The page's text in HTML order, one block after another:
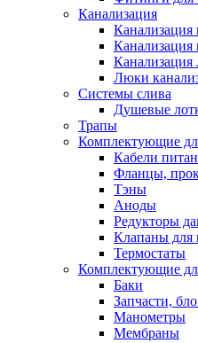
Канализация
Канализация
Канализация
Канализация
Люки
Системы слива
Душевые
Трапы
Комплектующие
Кабели
Фланцы,
Тэны
Аноды
Редукторы
Клапаны для
Термостаты
Комплектующие
Баки
Запчасти,
Манометры
Мембраны